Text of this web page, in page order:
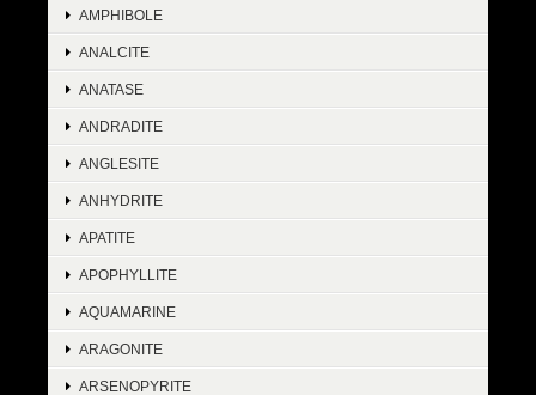
AMPHIBOLE
ANALCITE
ANATASE
ANDRADITE
ANGLESITE
ANHYDRITE
APATITE
APOPHYLLITE
AQUAMARINE
ARAGONITE
ARSENOPYRITE